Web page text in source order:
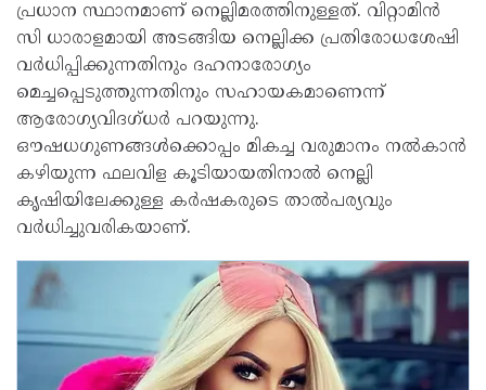
പ്രധാന സ്ഥാനമാണ് നെല്ലിമരത്തിനുള്ളത്. വിറ്റാമിൻ
സി ധാരാളമായി അടങ്ങിയ നെല്ലിക്ക പ്രതിരോധശേഷി
വർധിപ്പിക്കുന്നതിനും ദഹനാരോഗ്യം
മെച്ചപ്പെടുത്തുന്നതിനും സഹായകമാണെന്ന്
ആരോഗ്യവിദഗ്ധർ പറയുന്നു.
ഔഷധഗുണങ്ങൾക്കൊപ്പം മികച്ച വരുമാനം നൽകാൻ
കഴിയുന്ന ഫലവിള കൂടിയായതിനാൽ നെല്ലി
കൃഷിയിലേക്കുള്ള കർഷകരുടെ താൽപര്യവും
വർധിച്ചുവരികയാണ്.